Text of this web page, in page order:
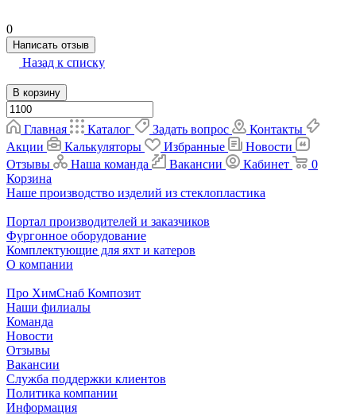
0
Написать отзыв
Назад к списку
В корзину
Главная Каталог Задать вопрос
Контакты
Акции
Калькуляторы Избранные
Новости
Отзывы
Наша команда Вакансии Кабинет
0
Корзина
Наше производство изделий из стеклопластика
Портал производителей и заказчиков
Фургонное оборудование
Комплектующие для яхт и катеров
О компании
Про ХимСнаб Композит
Наши филиалы
Команда
Новости
Отзывы
Вакансии
Служба поддержки клиентов
Политика компании
Информация